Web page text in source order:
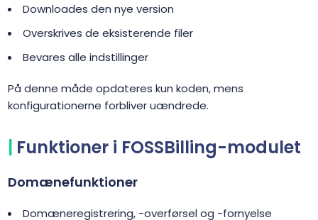
Downloades den nye version
Overskrives de eksisterende filer
Bevares alle indstillinger
På denne måde opdateres kun koden, mens
konfigurationerne forbliver uændrede.
Funktioner i FOSSBilling-modulet
Domænefunktioner
Domæneregistrering, -overførsel og -fornyelse